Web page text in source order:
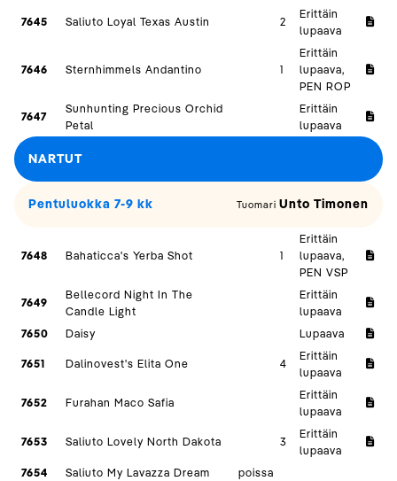
7645 Saliuto Loyal Texas Austin 2
Erittäin
lupaava
7646 Sternhimmels Andantino 1
Erittäin
lupaava,
PEN ROP
7647
Sunhunting Precious Orchid
Petal
Erittäin
lupaava
NARTUT
Pentuluokka 7-9 kk Tuomari Unto Timonen
7648 Bahaticca's Yerba Shot 1
Erittäin
lupaava,
PEN VSP
7649
Bellecord Night In The
Candle Light
Erittäin
lupaava
7650
Daisy Lupaava
7651 Dalinovest's Elita One 4
Erittäin
lupaava
7652 Furahan Maco Safia
Erittäin
lupaava
7653 Saliuto Lovely North Dakota 3
Erittäin
lupaava
7654
Saliuto My Lavazza Dream
poissa